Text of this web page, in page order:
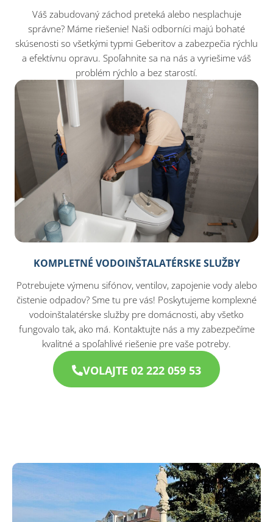
Váš zabudovaný záchod preteká alebo nesplachuje
správne? Máme riešenie! Naši odborníci majú bohaté
skúsenosti so všetkými typmi Geberitov a zabezpečia rýchlu
a efektívnu opravu. Spoľahnite sa na nás a vyriešime váš
problém rýchlo a bez starostí.
KOMPLETNÉ VODOINŠTALATÉRSKE SLUŽBY
Potrebujete výmenu sifónov, ventilov, zapojenie vody alebo
čistenie odpadov? Sme tu pre vás! Poskytujeme komplexné
vodoinštalatérske služby pre domácnosti, aby všetko
fungovalo tak, ako má. Kontaktujte nás a my zabezpečíme
kvalitné a spoľahlivé riešenie pre vaše potreby.
VOLAJTE 02 222 059 53